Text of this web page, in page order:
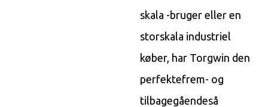
skala -bruger eller en
storskala industriel
køber, har Torgwin den
perfektefrem- og
tilbagegåendeså